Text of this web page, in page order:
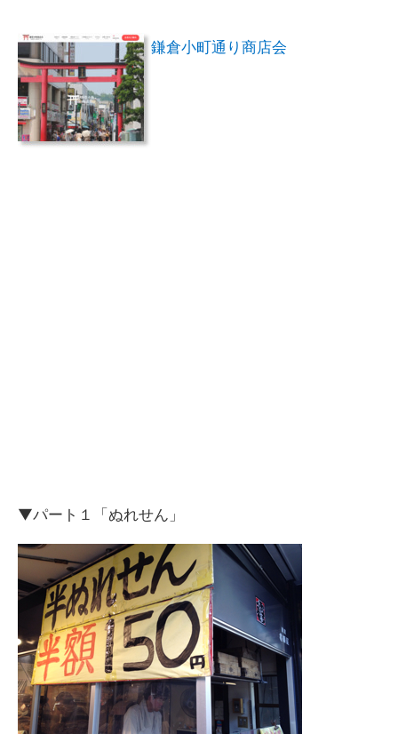
鎌倉小町通り商店会
▼パート１「ぬれせん」